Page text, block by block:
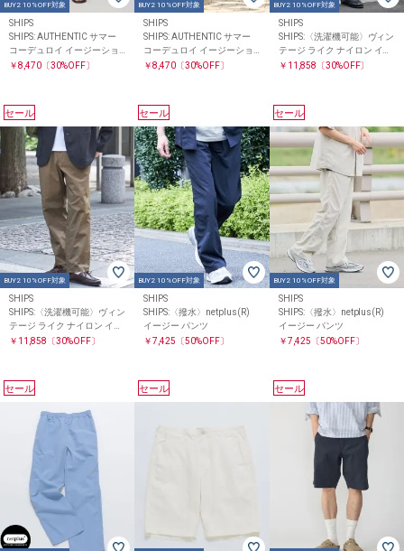
BUY2 10%OFF対象
SHIPS
SHIPS: AUTHENTIC サマー
コーデュロイ イージーショ
ーツ
￥8,470〔30%OFF〕
BUY2 10%OFF対象
SHIPS
SHIPS: AUTHENTIC サマー
コーデュロイ イージーショ
ーツ
￥8,470 〔30%OFF〕
BUY2 10%OFF対象
SHIPS
SHIPS:〈洗濯機可能〉ヴィン
テージ ライク ナイロン イー
ジー スラックス(セットアッ
￥11,858 〔30%OFF〕
セール
BUY2 10%OFF対象
SHIPS
SHIPS:〈洗濯機可能〉ヴィン
テージ ライク ナイロン イー
ジー スラックス(セットアッ
￥11,858 〔30%OFF〕
セール
BUY2 10%OFF対象
SHIPS
SHIPS:〈撥水〉netplus(R)
イージー パンツ
￥7,425
〔50%OFF〕
セール
BUY2 10%OFF対象
SHIPS
SHIPS:〈撥水〉netplus(R)
イージー パンツ
￥7,425 〔50%OFF〕
セール セール セール